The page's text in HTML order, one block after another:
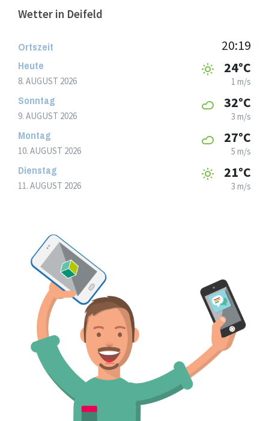
Wetter in Deifeld
Ortszeit 20:19
Heute
8. AUGUST 2026
24°C
1 m/s
Sonntag
9. AUGUST 2026
32°C
3 m/s
Montag
10. AUGUST 2026
27°C
5 m/s
Dienstag
11. AUGUST 2026
21°C
3 m/s